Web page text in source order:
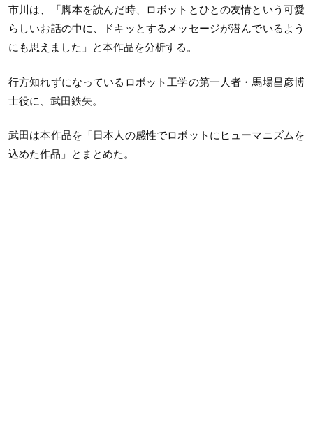
市川は、「脚本を読んだ時、ロボットとひとの友情という可愛
らしいお話の中に、ドキッとするメッセージが潜んでいるよう
にも思えました」と本作品を分析する。
行方知れずになっているロボット工学の第一人者・馬場昌彦博
士役に、武田鉄矢。
武田は本作品を「日本人の感性でロボットにヒューマニズムを
込めた作品」とまとめた。